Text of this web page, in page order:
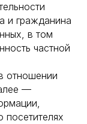
и гражданина
в том
частной
отношении
—